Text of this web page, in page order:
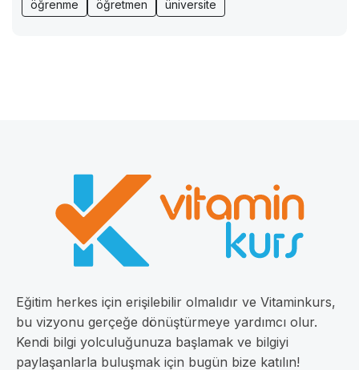
öğrenme
öğretmen üniversite
Eğitim herkes için erişilebilir olmalıdır ve Vitaminkurs,
bu vizyonu gerçeğe dönüştürmeye yardımcı olur.
Kendi bilgi yolculuğunuza başlamak ve bilgiyi
paylaşanlarla buluşmak için bugün bize katılın!